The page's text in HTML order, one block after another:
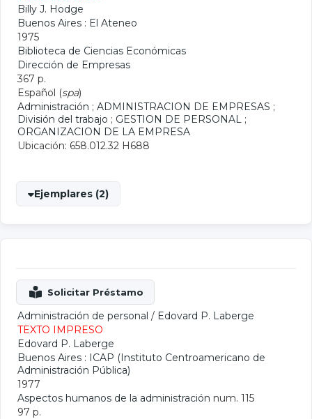
Billy J. Hodge
Buenos Aires : El Ateneo
1975
Biblioteca de Ciencias Económicas
Dirección de Empresas
367 p.
Español (spa)
Administración ; ADMINISTRACION DE EMPRESAS ;
División del trabajo ; GESTION DE PERSONAL ;
ORGANIZACION DE LA EMPRESA
Ubicación: 658.012.32 H688
Ejemplares (2)
Administración de personal / Edovard P. Laberge
TEXTO IMPRESO
Edovard P. Laberge
Buenos Aires : ICAP (Instituto Centroamericano de
Administración Pública)
1977
Aspectos humanos de la administración num. 115
97 p.